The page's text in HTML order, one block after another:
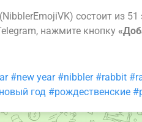
(NibblerEmojiVK) состоит из
нажмите кнопку
#new year #nibbler #rabbit
год #рождественские